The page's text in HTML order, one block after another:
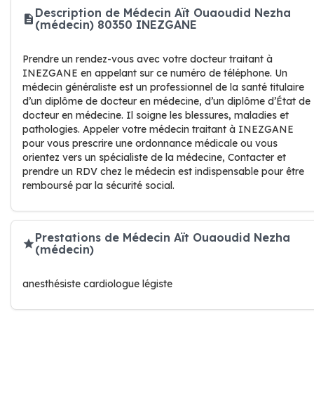
Description de Médecin Aït Ouaoudid Nezha
(médecin) 80350 INEZGANE
Prendre un rendez-vous avec votre docteur traitant à
INEZGANE en appelant sur ce numéro de téléphone. Un
médecin généraliste est un professionnel de la santé titulaire
d’un diplôme de docteur en médecine, d’un diplôme d’État de
docteur en médecine. Il soigne les blessures, maladies et
pathologies. Appeler votre médecin traitant à INEZGANE
pour vous prescrire une ordonnance médicale ou vous
orientez vers un spécialiste de la médecine, Contacter et
prendre un RDV chez le médecin est indispensable pour être
remboursé par la sécurité social.
Prestations de Médecin Aït Ouaoudid Nezha
(médecin)
anesthésiste cardiologue légiste